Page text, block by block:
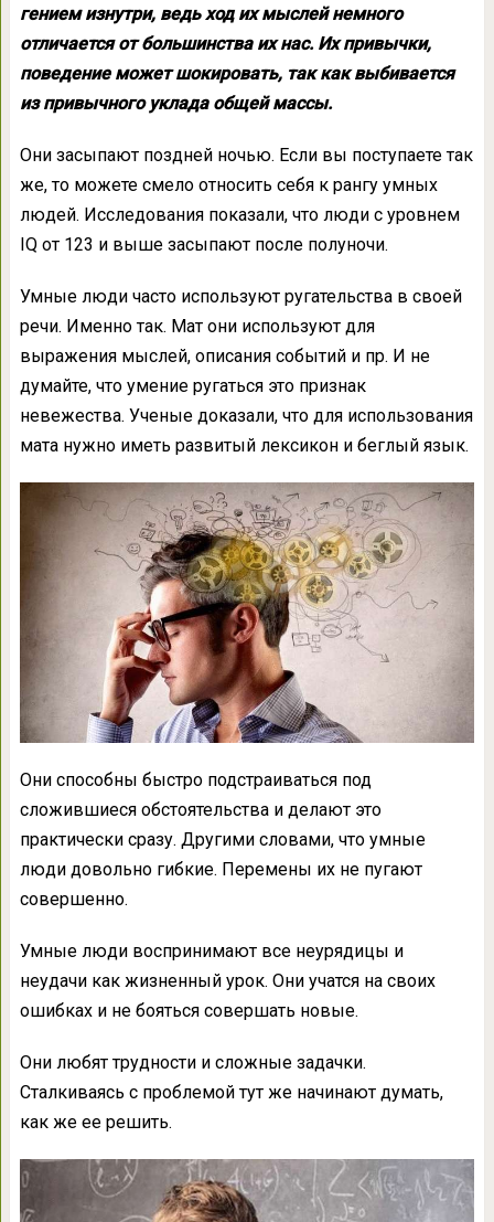
гением изнутри, ведь ход их мыслей немного
отличается от большинства их нас. Их привычки,
поведение может шокировать, так как выбивается
из привычного уклада общей массы.
Они засыпают поздней ночью. Если вы поступаете так
же, то можете смело относить себя к рангу умных
людей. Исследования показали, что люди с уровнем
IQ от 123 и выше засыпают после полуночи.
Умные люди часто используют ругательства в своей
речи. Именно так. Мат они используют для
выражения мыслей, описания событий и пр. И не
думайте, что умение ругаться это признак
невежества. Ученые доказали, что для использования
мата нужно иметь развитый лексикон и беглый язык.
Они способны быстро подстраиваться под
сложившиеся обстоятельства и делают это
практически сразу. Другими словами, что умные
люди довольно гибкие. Перемены их не пугают
совершенно.
Умные люди воспринимают все неурядицы и
неудачи как жизненный урок. Они учатся на своих
ошибках и не бояться совершать новые.
Они любят трудности и сложные задачки.
Сталкиваясь с проблемой тут же начинают думать,
как же ее решить.